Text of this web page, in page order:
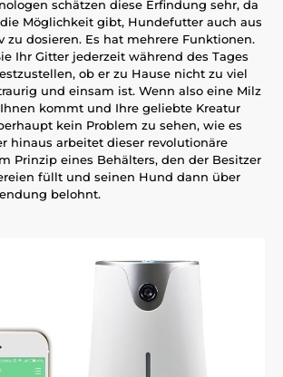
schätzen diese Erfindung sehr, da
Möglichkeit gibt, Hundefutter auch aus
zu dosieren. Es hat mehrere Funktionen.
Ihr Gitter jederzeit während des Tages
ob er zu Hause nicht zu viel
und einsam ist. Wenn also eine Milz
kommt und Ihre geliebte Kreatur
kein Problem zu sehen, wie es
hinaus arbeitet dieser revolutionäre
Prinzip eines Behälters, den der Besitzer
füllt und seinen Hund dann über
belohnt.